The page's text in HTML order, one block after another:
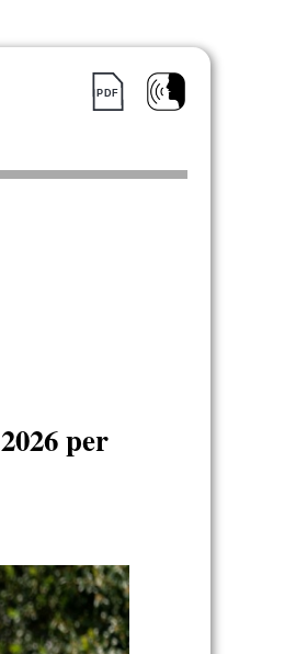
2026 per